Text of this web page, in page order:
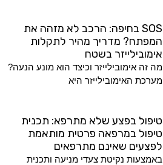
SOS בחיפה: הרכב לא מזהה את
המפתח? מדריך מהיר לתקלות
אימובילייזר בשטח
מה זה אימובילייזר וכיצד הוא מונע הנעה?
מערכת האימובילייזר היא
טיפול בפצע שלא מתרפא: תכנית
טיפול במרפאה פרטית מותאמת
לפצעים שאינם מתרפאים
באמצעות נקיטת צעדי מניעה ותכנית